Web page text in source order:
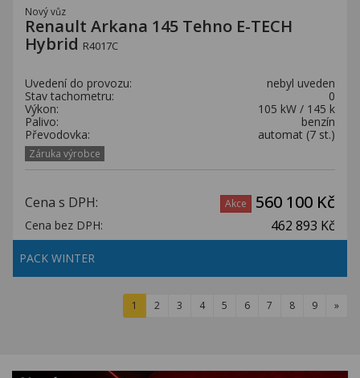
Nový vůz
Renault Arkana 145 Tehno E-TECH
Hybrid R4017C
Uvedení do provozu:
nebyl uveden
Stav tachometru:
0
Výkon:
105 kW / 145 k
Palivo:
benzín
Převodovka:
automat (7 st.)
Záruka výrobce
Cena s DPH: Akce 560 100 Kč
Cena bez DPH: 462 893 Kč
PACK WINTER
1 2 3 4 5 6 7 8 9 »